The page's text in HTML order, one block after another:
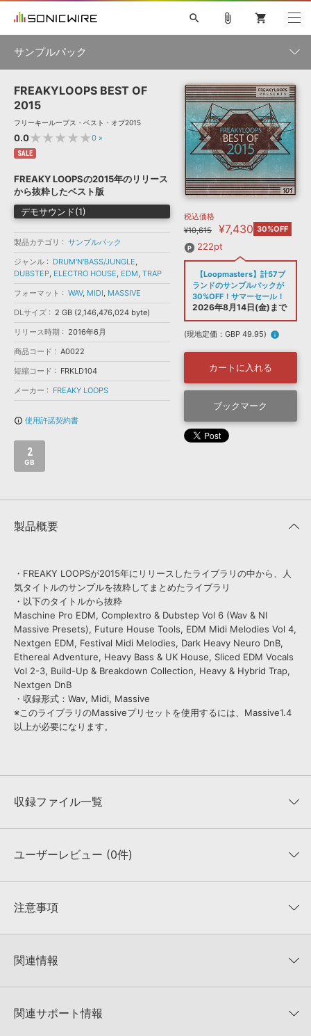
ソフト音源 »
プラグイン・エフェクト »
サンプルパック »
ソフトウェア／ツール »
DAW »
効果音 »
BGM »
キャンペーン »
特集 »
ニュースレター »
SONICWIREブログ »
製品サポート情報 »
DTMガイド »
FAQ »
お問い合わせ »
音楽カード
楽曲配信流通 サービス
無償のサウンド管理ソフト
次世代型 ボーカル・エディタ
APS
SLS
search
初音ミク NT 鏡音リン・レン V4X 巡音ルカ V4X
MEIKO V3
KAITO V3
TOONTRACK
SPITFIRE AUDIO
VIENNA
EZ DRUMMER 3
ライセンスフリーBGM
ボーカル抜き出し
DUBSTEP
MUTANT
ROUTER.FM
SONOCA
ソフト音源 プラグイン・エフェクト
ソフトウェア／ツール 効果音
attach_file shopping_cart
サンプルパック
製品一覧
ジャンル
フォーマット
ランキング
FREAKYLOOPS BEST OF
2015
フリーキーループス・ベスト・オブ2015
0.0★★★★★0 »
SALE
FREAKY LOOPSの2015年のリリース
から抜粋したベスト版
デモサウンド(1)
製品カテゴリ
サンプルパック
ジャンル
DRUM'N'BASS/JUNGLE,
DUBSTEP, ELECTRO HOUSE, EDM, TRAP
フォーマット
WAV, MIDI, MASSIVE
DLサイズ
2 GB (2,146,476,024 byte)
リリース時期
2016年6月
商品コード
A0022
短縮コード
FRKLD104
メーカー
FREAKY LOOPS
info_outline 使用許諾契約書
2
GB
税込価格
¥10,615
¥7,430 30%OFF
222pt
【Loopmasters】計57ブ
ランドのサンプルパックが
30%OFF！サマーセール！
2026年8月14日(金)まで
(現地定価：GBP 49.95) info
カートに入れる
ブックマーク
製品概要
・FREAKY LOOPSが2015年にリリースしたライブラリの中から、人
気タイトルのサンプルを抜粋してまとめたライブラリ
・以下のタイトルから抜粋
Maschine Pro EDM, Complextro & Dubstep Vol 6 (Wav & NI
Massive Presets), Future House Tools, EDM Midi Melodies Vol 4,
Nextgen EDM, Festival Midi Melodies, Dark Heavy Neuro DnB,
Ethereal Adventure, Heavy Bass & UK House, Sliced EDM Vocals
Vol 2-3, Build-Up & Breakdown Collection, Heavy & Hybrid Trap,
Nextgen DnB
・収録形式：Wav, Midi, Massive
※このライブラリのMassiveプリセットを使用するには、Massive1.4
以上が必要になります。
収録ファイル一覧
収録ファイル一覧
ユーザーレビュー (0件)
★★★★★
★5
★4
★1
0%
注意事項
KONTAKTフォーマットは、
でお使いいただけます。無償版のKONTAKT PLAYERではお使いい
4GBを超えるデータに関するご注意：
FAT32でフォーマットされた
関連情報
マーセール！
関連サポート情報